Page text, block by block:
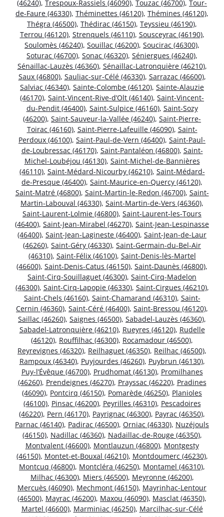
(46240), Trespoux-Rassiels (46090), Touzac (46700), Tour-
de-Faure (46330), Théminettes (46120), Thémines (46120),
Thégra (46500), Thédirac (46150), Teyssieu (46190),
Terrou (46120), Strenquels (46110), Sousceyrac (46190),
Soulomès (46240), Souillac (46200), Soucirac (46300),
Soturac (46700), Sonac (46320), Séniergues (46240),
Sénaillac-Lauzès (46360), Sénaillac-Latronquière (46210),
Saux (46800), Sauliac-sur-Célé (46330), Sarrazac (46600),
Salviac (46340), Sainte-Colombe (46120), Sainte-Alauzie
(46170), Saint-Vincent-Rive-d’Olt (46140), Saint-Vincent-
du-Pendit (46400), Saint-Sulpice (46160), Saint-Sozy
(46200), Saint-Sauveur-la-Vallée (46240), Saint-Pierre-
Toirac (46160), Saint-Pierre-Lafeuille (46090), Saint-
Perdoux (46100), Saint-Paul-de-Vern (46400), Saint-Paul-
de-Loubressac (46170), Saint-Pantaléon (46800), Saint-
Michel-Loubéjou (46130), Saint-Michel-de-Bannières
(46110), Saint-Médard-Nicourby (46210), Saint-Médard-
de-Presque (46400), Saint-Maurice-en-Quercy (46120),
Saint-Matré (46800), Saint-Martin-le-Redon (46700), Saint-
Martin-Labouval (46330), Saint-Martin-de-Vers (46360),
Saint-Laurent-Lolmie (46800), Saint-Laurent-les-Tours
(46400), Saint-Jean-Mirabel (46270), Saint-Jean-Lespinasse
(46400), Saint-Jean-Lagineste (46400), Saint-Jean-de-Laur
(46260), Saint-Géry (46330), Saint-Germain-du-Bel-Air
(46310), Saint-Félix (46100), Saint-Denis-lès-Martel
(46600), Saint-Denis-Catus (46150), Saint-Daunès (46800),
Saint-Cirq-Souillaguet (46300), Saint-Cirq-Madelon
(46300), Saint-Cirq-Lapopie (46330), Saint-Cirgues (46210),
Saint-Chels (46160), Saint-Chamarand (46310), Saint-
Cernin (46360), Saint-Céré (46400), Saint-Bressou (46120),
Saillac (46260), Saignes (46500), Sabadel-Lauzès (46360),
Sabadel-Latronquière (46210), Rueyres (46120), Rudelle
(46120), Rouffilhac (46300), Rocamadour (46500),
Reyrevignes (46320), Reilhaguet (46350), Reilhac (46500),
Rampoux (46340), Puyjourdes (46260), Puybrun (46130),
Puy-l’Évêque (46700), Prudhomat (46130), Promilhanes
(46260), Prendeignes (46270), Prayssac (46220), Pradines
(46090), Pontcirq (46150), Pomarède (46250), Planioles
(46100), Pinsac (46200), Peyrilles (46310), Pescadoires
(46220), Pern (46170), Payrignac (46300), Payrac (46350),
Parnac (46140), Padirac (46500), Orniac (46330), Nuzéjouls
(46150), Nadillac (46360), Nadaillac-de-Rouge (46350),
Montvalent (46600), Montlauzun (46800), Montgesty
(46150), Montet-et-Bouxal (46210), Montdoumerc (46230),
Montcuq (46800), Montcléra (46250), Montamel (46310),
Milhac (46300), Miers (46500), Meyronne (46200),
Mercuès (46090), Mechmont (46150), Mayrinhac-Lentour
(46500), Mayrac (46200), Maxou (46090), Masclat (46350),
Martel (46600), Marminiac (46250), Marcilhac-sur-Célé